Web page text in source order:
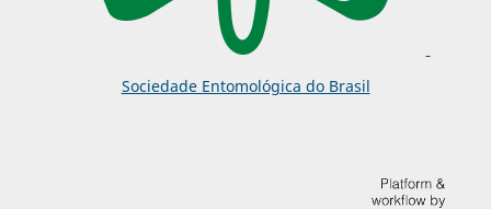
Sociedade Entomológica do Brasil